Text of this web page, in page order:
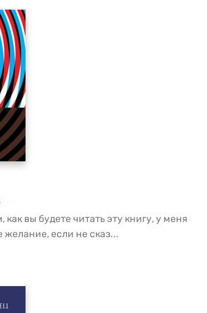
как вы будете читать эту книгу, у меня
желание, если не сказ...